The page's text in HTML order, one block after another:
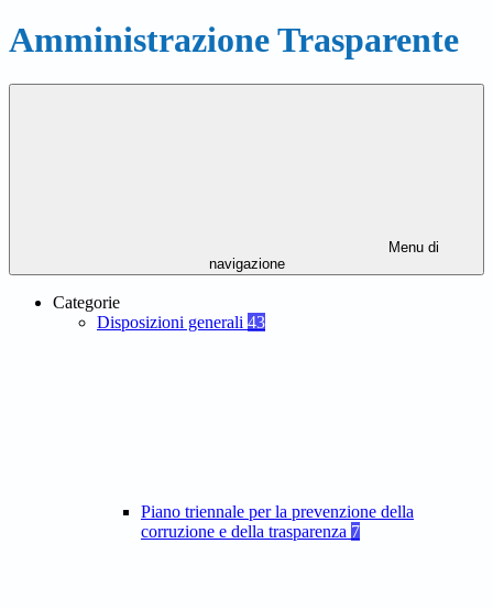
Amministrazione Trasparente
Menu di
navigazione
Categorie
Disposizioni generali 43
Piano triennale per la prevenzione della
corruzione e della trasparenza 7